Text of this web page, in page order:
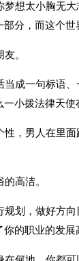
想太小胸无
分，而这个世
。
成一句标语
小拨法律天使
，男人在里
高洁。
划，做好方
的职业的发展